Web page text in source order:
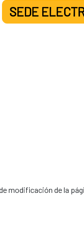
SEDE
modificación de la